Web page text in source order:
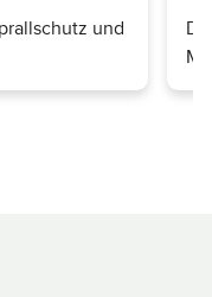
und